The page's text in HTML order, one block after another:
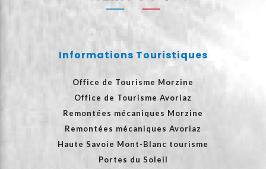
Informations Touristiques
Office de Tourisme Morzine
Office de Tourisme Avoriaz
Remontées mécaniques Morzine
Remontées mécaniques Avoriaz
Haute Savoie Mont-Blanc tourisme
Portes du Soleil